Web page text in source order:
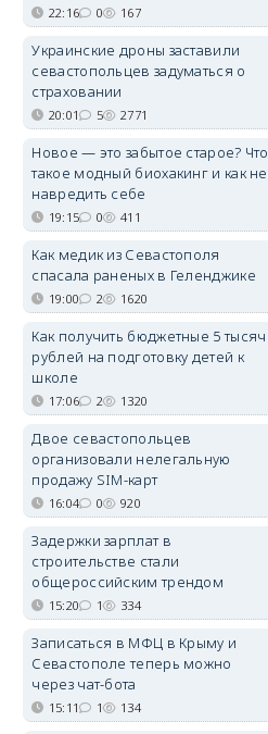
22:16 0 167
Украинские дроны заставили
севастопольцев задуматься о
страховании
20:01 5 2771
Новое — это забытое старое? Что
такое модный биохакинг и как не
навредить себе
19:15 0 411
Как медик из Севастополя
спасала раненых в Геленджике
19:00 2 1620
Как получить бюджетные 5 тысяч
рублей на подготовку детей к
школе
17:06 2 1320
Двое севастопольцев
организовали нелегальную
продажу SIM-карт
16:04 0 920
Задержки зарплат в
строительстве стали
общероссийским трендом
15:20 1 334
Записаться в МФЦ в Крыму и
Севастополе теперь можно
через чат-бота
15:11 1 134